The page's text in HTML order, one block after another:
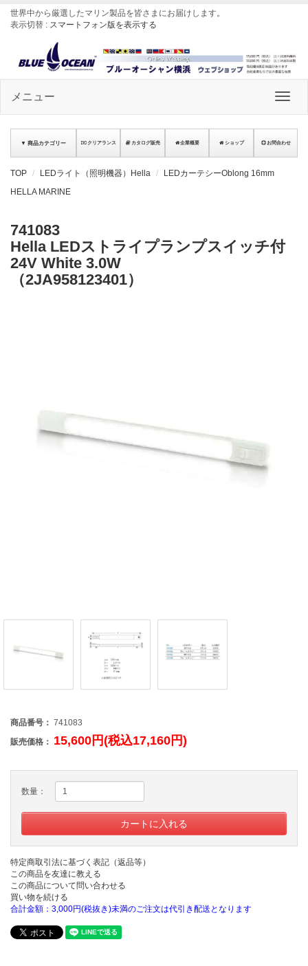
世界中から厳選したマリン製品を皆さまにお届けします。
表示切替 : スマートフォン版を表示する
メニュー
▼ 商品カテゴリー クリアランス カタログ販売 企業概要 ショップ お問合わせ
TOP LEDライト（照明機器）Hella
LEDカーテシーOblong 16mm
HELLA MARINE
741083
Hella LEDストライプランプスイッチ付
24V White 3.0W
（2JA958123401）
商品番号： 741083
販売価格： 15,600円(税込17,160円)
数量：
特定商取引法に基づく表記（返品等）
この商品を友達に教える
この商品について問い合わせる
買い物を続ける
合計金額：3,000円(税抜き)未満のご注文は代引き配送となります